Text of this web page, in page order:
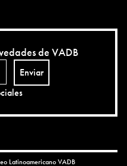
de VADB
Enviar
LatinoamericanoVADB